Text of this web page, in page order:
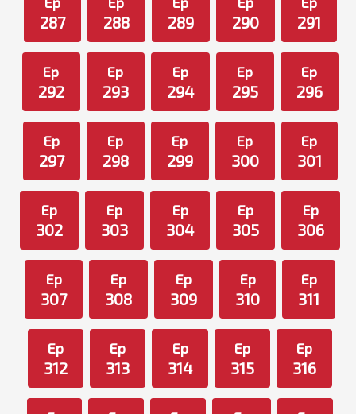
287 288 289 290 291
Ep
292
Ep
293
Ep
294
Ep
295
Ep
296
Ep
297
Ep
298
Ep
299
Ep
300
Ep
301
Ep
302
Ep
303
Ep
304
Ep
305
Ep
306
Ep
307
Ep
308
Ep
309
Ep
310
Ep
311
Ep
312
Ep
313
Ep
314
Ep
315
Ep
316